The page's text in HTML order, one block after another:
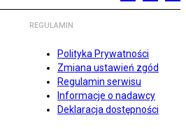
REGULAMIN
Polityka Prywatności
Zmiana ustawień zgód
Regulamin serwisu
Informacje o nadawcy
Deklaracja dostępności